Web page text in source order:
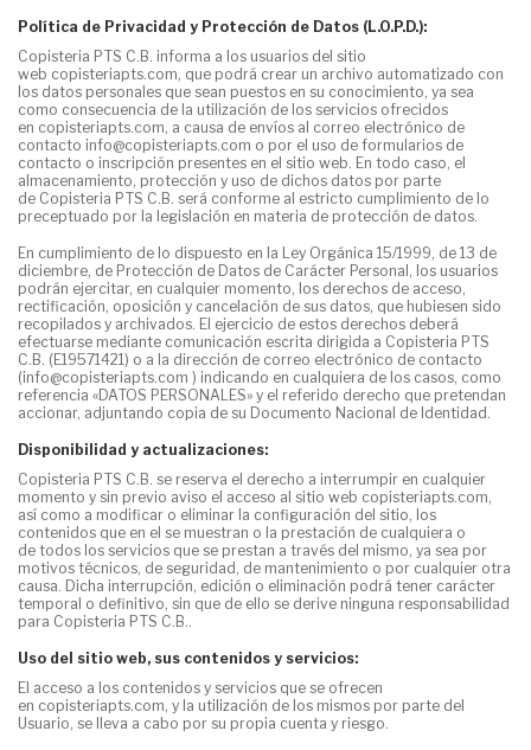
Política de Privacidad y Protección de Datos (L.O.P.D.):
Copisteria PTS C.B. informa a los usuarios del sitio
web copisteriapts.com, que podrá crear un archivo automatizado con
los datos personales que sean puestos en su conocimiento, ya sea
como consecuencia de la utilización de los servicios ofrecidos
en copisteriapts.com, a causa de envíos al correo electrónico de
contacto info@copisteriapts.com o por el uso de formularios de
contacto o inscripción presentes en el sitio web. En todo caso, el
almacenamiento, protección y uso de dichos datos por parte
de Copisteria PTS C.B. será conforme al estricto cumplimiento de lo
preceptuado por la legislación en materia de protección de datos.
En cumplimiento de lo dispuesto en la Ley Orgánica 15/1999, de 13 de
diciembre, de Protección de Datos de Carácter Personal, los usuarios
podrán ejercitar, en cualquier momento, los derechos de acceso,
rectificación, oposición y cancelación de sus datos, que hubiesen sido
recopilados y archivados. El ejercicio de estos derechos deberá
efectuarse mediante comunicación escrita dirigida a Copisteria PTS
C.B. (E19571421) o a la dirección de correo electrónico de contacto
(info@copisteriapts.com ) indicando en cualquiera de los casos, como
referencia «DATOS PERSONALES» y el referido derecho que pretendan
accionar, adjuntando copia de su Documento Nacional de Identidad.
Disponibilidad y actualizaciones:
Copisteria PTS C.B. se reserva el derecho a interrumpir en cualquier
momento y sin previo aviso el acceso al sitio web copisteriapts.com,
así como a modificar o eliminar la configuración del sitio, los
contenidos que en el se muestran o la prestación de cualquiera o
de todos los servicios que se prestan a través del mismo, ya sea por
motivos técnicos, de seguridad, de mantenimiento o por cualquier otra
causa. Dicha interrupción, edición o eliminación podrá tener carácter
temporal o definitivo, sin que de ello se derive ninguna responsabilidad
para Copisteria PTS C.B..
Uso del sitio web, sus contenidos y servicios:
El acceso a los contenidos y servicios que se ofrecen
en copisteriapts.com, y la utilización de los mismos por parte del
Usuario, se lleva a cabo por su propia cuenta y riesgo.